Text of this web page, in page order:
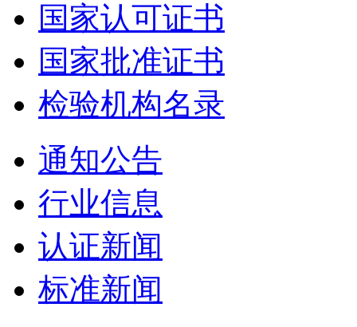
国家认可证书
国家批准证书
检验机构名录
通知公告
行业信息
认证新闻
标准新闻